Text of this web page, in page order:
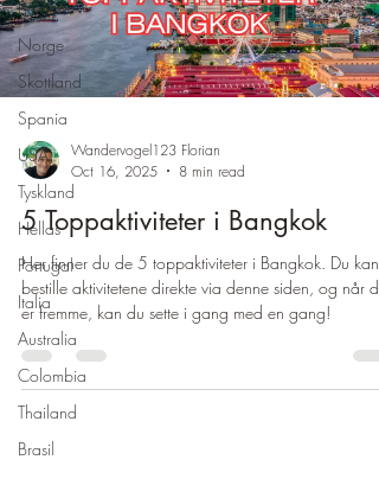
Belgia
Norge
Skottland
Spania
USA
Tyskland
Hellas
Portugal
Italia
Australia
Colombia
Thailand
Brasil
Wandervogel123 Florian
Oct 16, 2025
8 min read
5 Toppaktiviteter i Bangkok
Her finner du de 5 toppaktiviteter i Bangkok. Du kan
bestille aktivitetene direkte via denne siden, og når du
er fremme, kan du sette i gang med en gang!